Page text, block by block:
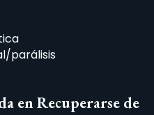
parálisis
en Recuperarse de